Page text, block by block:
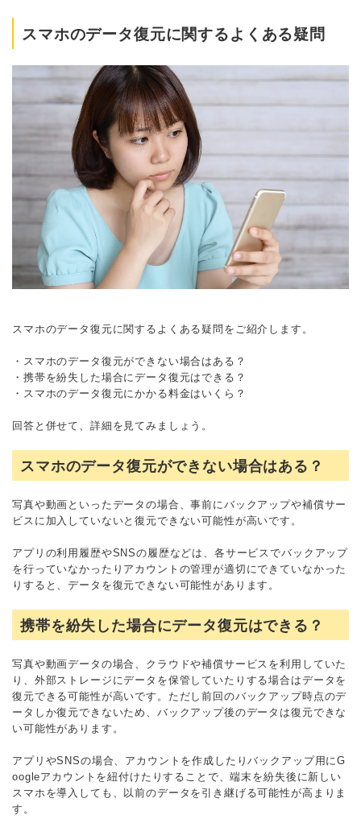
スマホのデータ復元に関するよくある疑問
スマホのデータ復元に関するよくある疑問をご紹介します。
・スマホのデータ復元ができない場合はある？
・携帯を紛失した場合にデータ復元はできる？
・スマホのデータ復元にかかる料金はいくら？
回答と併せて、詳細を見てみましょう。
スマホのデータ復元ができない場合はある？
写真や動画といったデータの場合、事前にバックアップや補償サー
ビスに加入していないと復元できない可能性が高いです。
アプリの利用履歴やSNSの履歴などは、各サービスでバックアップ
を行っていなかったりアカウントの管理が適切にできていなかった
りすると、データを復元できない可能性があります。
携帯を紛失した場合にデータ復元はできる？
写真や動画データの場合、クラウドや補償サービスを利用していた
り、外部ストレージにデータを保管していたりする場合はデータを
復元できる可能性が高いです。ただし前回のバックアップ時点のデ
ータしか復元できないため、バックアップ後のデータは復元できな
い可能性があります。
アプリやSNSの場合、アカウントを作成したりバックアップ用にG
oogleアカウントを紐付けたりすることで、端末を紛失後に新しい
スマホを導入しても、以前のデータを引き継げる可能性が高まりま
す。